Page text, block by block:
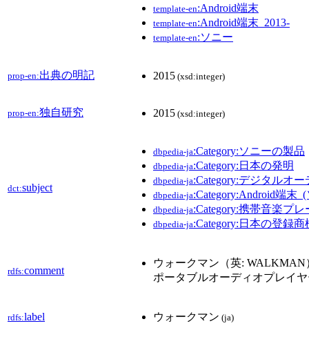
template-en:Android端末
template-en:Android端末_2013-
template-en:ソニー
prop-en:出典の明記 2015 (xsd:integer)
prop-en:独自研究 2015 (xsd:integer)
dct:subject
dbpedia-ja:Category:ソニーの製品
dbpedia-ja:Category:日本の発明
dbpedia-ja:Category:デジタルオ
dbpedia-ja:Category:Android端末
dbpedia-ja:Category:携帯音楽プレ
dbpedia-ja:Category:日本の登録商
rdfs:comment
ウォークマン（英: WALKMAN
ポータブルオーディオプレイ
rdfs:label ウォークマン (ja)